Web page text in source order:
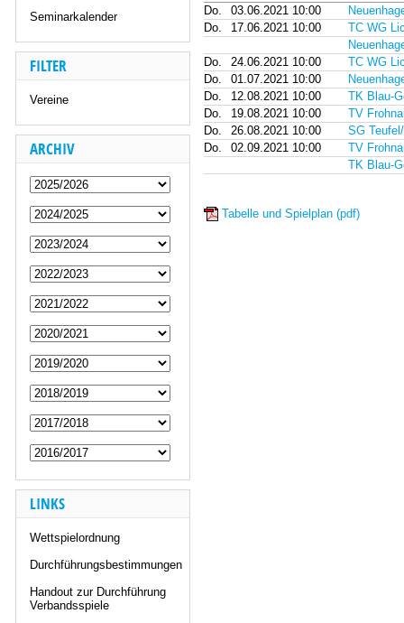
Seminarkalender
FILTER
Vereine
ARCHIV
LINKS
Wettspielordnung
Durchführungsbestimmungen
Handout zur Durchführung
Verbandsspiele
Do. 03.06.2021 10:00
Do.
17.06.2021 10:00
TC WG
Do.
24.06.2021 10:00
TC WG
Do.
01.07.2021 10:00
Do.
12.08.2021 10:00
TK Blau-
Do.
19.08.2021 10:00
TV
Do.
26.08.2021 10:00
SG
Do.
02.09.2021 10:00
TV
TK Blau-
Tabelle und Spielplan (pdf)